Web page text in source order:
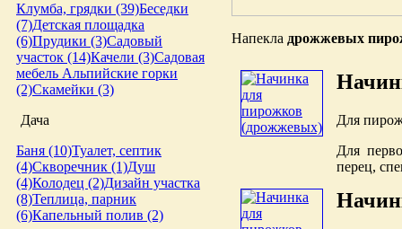
Клумба, грядки (39)Беседки
(7)Детская площадка
(6)Прудики (3)Садовый
участок (14)Качели (3)Садовая
мебель Альпийские горки
(2)Скамейки (3)
Дача
Баня (10)Туалет, септик
(4)Скворечник (1)Душ
(4)Колодец (2)Дизайн участка
(8)Теплица, парник
(6)Капельный полив (2)
Напекла дрожжевых
Для
Для
перец,